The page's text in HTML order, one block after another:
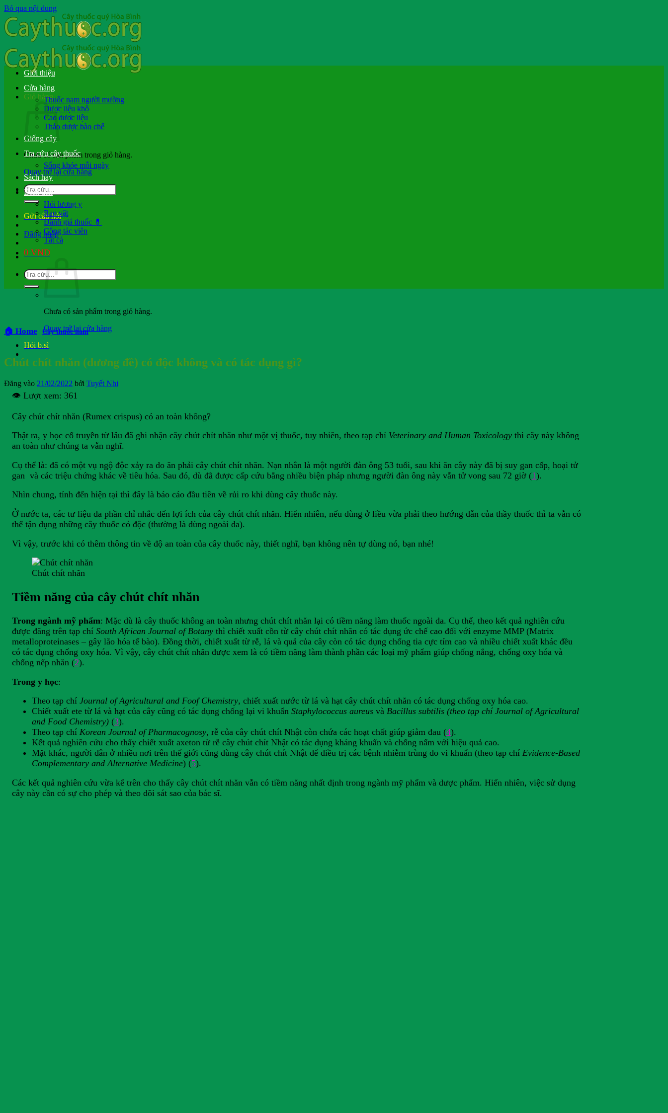
Bỏ qua nội dung
Giỏ hàng
Chưa có sản phẩm trong giỏ hàng.
Quay trở lại cửa hàng
Gửi câu hỏi
Đăng nhập
0 VND
Chưa có sản phẩm trong giỏ hàng.
Quay trở lại cửa hàng
Hỏi b.sĩ
Giới thiệu
Cửa hàng
Thuốc nam người mường
Dược liệu khô
Cao dược liệu
Thảo dược bào chế
Giống cây
Tra cứu cây thuốc
Sống khỏe mỗi ngày
Sách hay
Diễn đàn
Hỏi lương y
Rao vặt
Đánh giá thuốc 💊
Cộng tác viên
Tất cả
🏠 Home Cây thuốc nam
Chút chít nhăn (dương đề) có độc không và có tác dụng gì?
Đăng vào 21/02/2022 bởi Tuyết Nhi
👁️ Lượt xem: 361
Cây chút chít nhăn (Rumex crispus) có an toàn không?
Thật ra, y học cổ truyền từ lâu đã ghi nhận cây chút chít nhăn như một vị thuốc, tuy nhiên, theo tạp chí Veterinary and Human Toxicologythì cây này không
an toàn như chúng ta vẫn nghĩ.
Cụ thể là: đã có một vụ ngộ độc xảy ra do ăn phải cây chút chít nhăn. Nạn nhân là một người đàn ông 53 tuổi, sau khi ăn cây này đã bị suy gan cấp, hoại tử
gan và các triệu chứng khác về tiêu hóa. Sau đó, dù đã được cấp cứu bằng nhiều biện pháp nhưng người đàn ông này vẫn tử vong sau 72 giờ (1).
Nhìn chung, tính đến hiện tại thì đây là báo cáo đầu tiên về rủi ro khi dùng cây thuốc này.
Ở nước ta, các tư liệu đa phần chỉ nhắc đến lợi ích của cây chút chít nhăn. Hiển nhiên, nếu dùng ở liều vừa phải theo hướng dẫn của thầy thuốc thì ta vẫn có
thể tận dụng những cây thuốc có độc (thường là dùng ngoài da).
Vì vậy, trước khi có thêm thông tin về độ an toàn của cây thuốc này, thiết nghĩ, bạn không nên tự dùng nó, bạn nhé!
Chút chít nhăn
Tiềm năng của cây chút chít nhăn
Trong ngành mỹ phẩm: Mặc dù là cây thuốc không an toàn nhưng chút chít nhăn lại có tiềm năng làm thuốc ngoài da. Cụ thể, theo kết quả nghiên cứu
được đăng trên tạp chí South African Journal of Botanythì chiết xuất cồn từ cây chút chít nhăn có tác dụng ức chế cao đối với enzyme MMP (Matrix
metalloproteinases – gây lão hóa tế bào). Đồng thời, chiết xuất từ rễ, lá và quả của cây còn có tác dụng chống tia cực tím cao và nhiều chiết xuất khác đều
có tác dụng chống oxy hóa. Vì vậy, cây chút chít nhăn được xem là có tiềm năng làm thành phần các loại mỹ phẩm giúp chống nắng, chống oxy hóa và
chống nếp nhăn (2).
Trong y học:
Theo tạp chí Journal of Agricultural and Foof Chemistry, chiết xuất nước từ lá và hạt cây chút chít nhăn có tác dụng chống oxy hóa cao.
Chiết xuất ete từ lá và hạt của cây cũng có tác dụng chống lại vi khuẩn Staphylococcus aureusvà Bacillus subtilis (theo tạp chí Journal of Agricultural
and Food Chemistry) (3).
Theo tạp chí Korean Journal of Pharmacognosy, rễ của cây chút chít Nhật còn chứa các hoạt chất giúp giảm đau (4).
Kết quả nghiên cứu cho thấy chiết xuất axeton từ rễ cây chút chít Nhật có tác dụng kháng khuẩn và chống nấm với hiệu quả cao.
Mặt khác, người dân ở nhiều nơi trên thế giới cũng dùng cây chút chít Nhật để điều trị các bệnh nhiễm trùng do vi khuẩn (theo tạp chí Evidence-Based
Complementary and Alternative Medicine) (5).
Các kết quả nghiên cứu vừa kể trên cho thấy cây chút chít nhăn vẫn có tiềm năng nhất định trong ngành mỹ phẩm và dược phẩm. Hiển nhiên, việc sử dụng
cây này cần có sự cho phép và theo dõi sát sao của bác sĩ.